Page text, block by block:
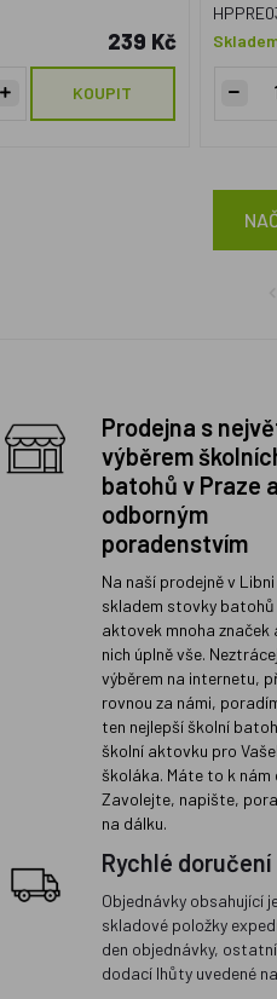
239 Kč
KOUPIT
Prodejna s
výběrem
batohů v Praze a
odborným
poradenstvím
Na naší prodejně v
skladem stovky batohů
aktovek mnoha značek
nich úplně vše.
výběrem na internetu,
rovnou za námi,
ten nejlepší školní
školní aktovku pro
školáka. Máte to k nám
Zavolejte, napište,
na dálku.
Rychlé doručení
Objednávky obsahující
skladové položky
den objednávky,
dodací lhůty uvedené